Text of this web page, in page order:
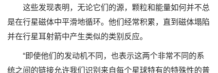
这些发现表明，无论它们的源，颗粒和能量如何并不总
是在行星磁体中平滑地循环。他们经常积累，直到磁体塌陷
并在行星耳射箭中产生类似的类别反应。
“即使他们的发动机不同，也表示这两个非常不同的系
统之间的链接允许我们识别来自每个星球特有的特殊性的普